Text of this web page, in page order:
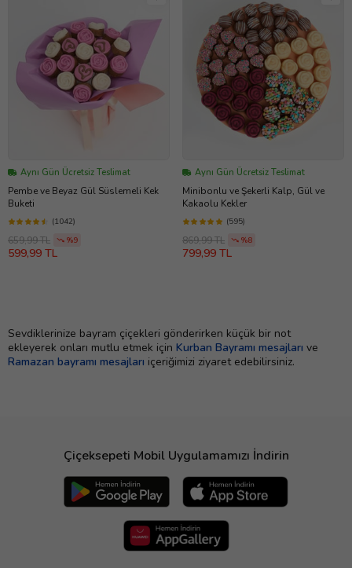
Aynı Gün Ücretsiz Teslimat
Pembe ve Beyaz Gül Süslemeli Kek
Buketi
(1042)
659,99 TL %9
599,99 TL
Aynı Gün Ücretsiz Teslimat
Minibonlu ve Şekerli Kalp, Gül ve
Kakaolu Kekler
(595)
869,99 TL %8
799,99 TL
Sevdiklerinize bayram çiçekleri gönderirken küçük bir not
ekleyerek onları mutlu etmek için Kurban Bayramı mesajları ve
Ramazan bayramı mesajları içeriğimizi ziyaret edebilirsiniz.
Çiçeksepeti Mobil Uygulamamızı İndirin